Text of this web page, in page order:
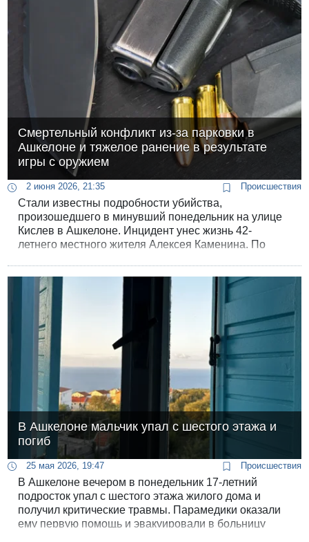
Смертельный конфликт из-за парковки в
Ашкелоне и тяжелое ранение в результате
игры с оружием
2 июня 2026, 21:35 Происшествия
Стали известны подробности убийства,
произошедшего в минувший понедельник на улице
Кислев в Ашкелоне. Инцидент унес жизнь 42-
летнего местного жителя Алексея Каменина. По
словесная перепалка между соседями, не
поделившими парковочное место.
В Ашкелоне мальчик упал с шестого этажа и
погиб
25 мая 2026, 19:47 Происшествия
В Ашкелоне вечером в понедельник 17-летний
подросток упал с шестого этажа жилого дома и
получил критические травмы. Парамедики оказали
ему первую помощь и эвакуировали в больницу